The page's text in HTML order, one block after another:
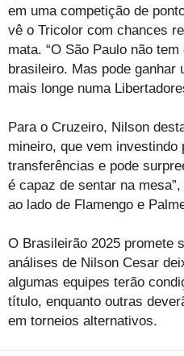
em uma competição de
vê o Tricolor com chances
mata. “O São Paulo não
brasileiro. Mas pode ganhar
mais longe numa
Para o Cruzeiro, Nilson
mineiro, que vem investindo
transferências e pode
é capaz de sentar na
ao lado de Flamengo e
O Brasileirão 2025 promete
análises de Nilson Cesar
algumas equipes terão
título, enquanto outras
em torneios alternativos.